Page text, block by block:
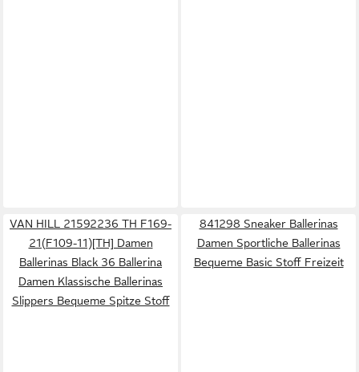
VAN HILL 21592236 TH F169-
21(F109-11)[TH] Damen
Ballerinas Black 36 Ballerina
Damen Klassische Ballerinas
Slippers Bequeme Spitze Stoff
841298 Sneaker Ballerinas
Damen Sportliche Ballerinas
Bequeme Basic Stoff Freizeit